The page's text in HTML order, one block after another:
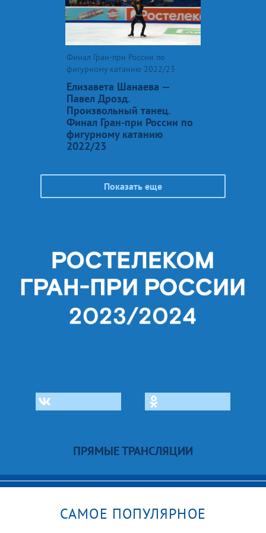
Финал Гран-при России по
фигурному катанию 2022/23
Елизавета Шанаева —
Павел Дрозд.
Произвольный танец.
Финал Гран-при России по
фигурному катанию
2022/23
Показать еще
ПРЯМЫЕ ТРАНСЛЯЦИИ
САМОЕ ПОПУЛЯРНОЕ